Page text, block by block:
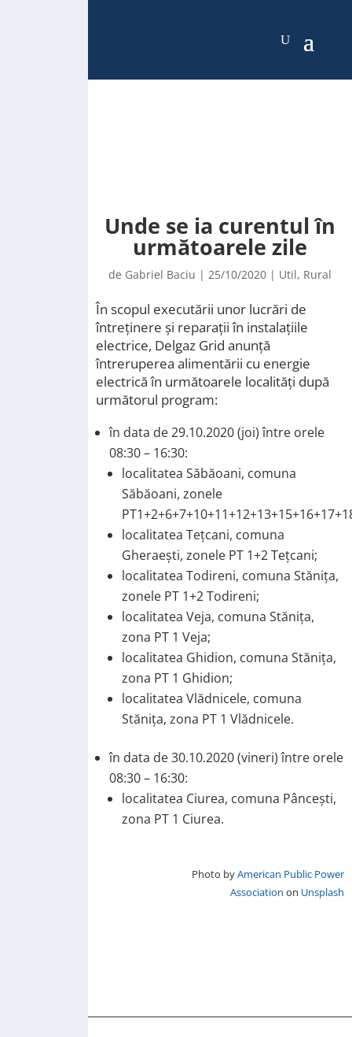
Unde se ia curentul în
următoarele zile
de Gabriel Baciu | 25/10/2020 | Util, Rural
În scopul executării unor lucrări de
întreținere și reparații în instalațiile
electrice, Delgaz Grid anunță
întreruperea alimentării cu energie
electrică în următoarele localități după
următorul program:
în data de 29.10.2020 (joi) între orele
08:30 – 16:30:
localitatea Săbăoani, comuna
Săbăoani, zonele
localitatea Tețcani, comuna
Gheraești, zonele PT 1+2 Tețcani;
localitatea Todireni, comuna Stănița,
zonele PT 1+2 Todireni;
localitatea Veja, comuna Stănița,
zona PT 1 Veja;
localitatea Ghidion, comuna Stănița,
zona PT 1 Ghidion;
localitatea Vlădnicele, comuna
Stănița, zona PT 1 Vlădnicele.
în data de 30.10.2020 (vineri) între orele
08:30 – 16:30:
localitatea Ciurea, comuna Pâncești,
zona PT 1 Ciurea.
Photo byAmerican Public Power
Association on Unsplash